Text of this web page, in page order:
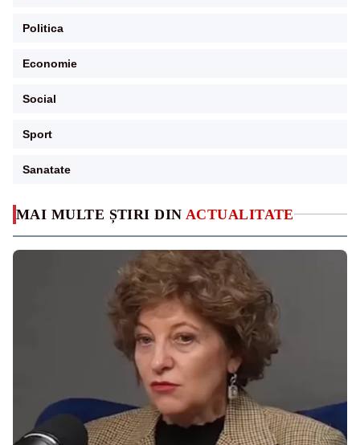
MAI MULTE ȘTIRI DIN ACTUALITATE
Politica
Economie
Social
Sport
Sanatate